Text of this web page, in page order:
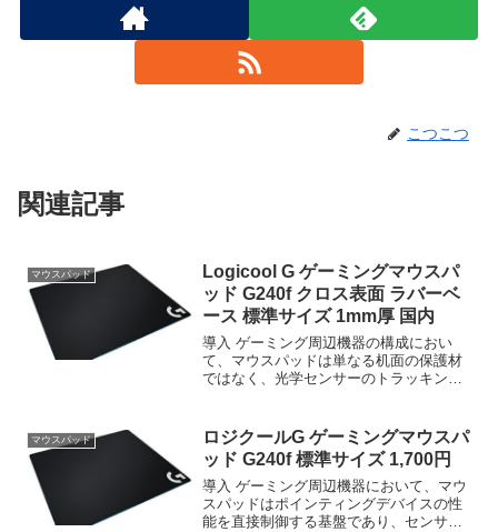
こつこつ
関連記事
マウスパッド
Logicool G ゲーミングマウスパ
ッド G240f クロス表面 ラバーベ
ース 標準サイズ 1mm厚 国内
導入 ゲーミング周辺機器の構成におい
て、マウスパッドは単なる机面の保護材
ではなく、光学センサーのトラッキング
ある。Logicool G ゲーミングマウスパッ
ド G240...
マウスパッド
ロジクールG ゲーミングマウスパ
ッド G240f 標準サイズ 1,700円
導入 ゲーミング周辺機器において、マウ
スパッドはポインティングデバイスの性
能を直接制御する基盤であり、センサー